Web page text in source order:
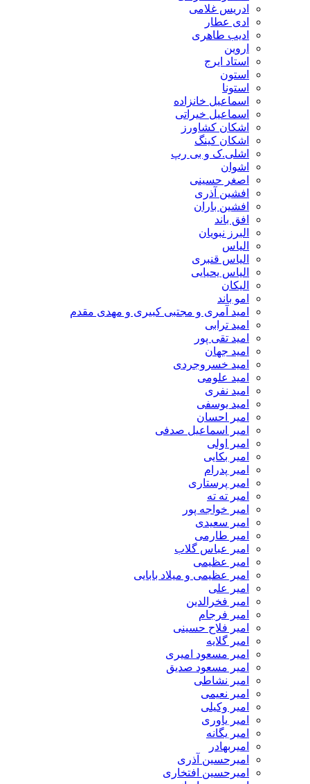
ادریس غلامی
ادی عطار
ادیب طاهری
اروین
استاد ایرج
استون
استونا
اسماعیل خانزاده
اسماعیل خیراتی
اشکان کشاورز
اشکان کینگ
اشلی.ک و بی رپ
اشوان
اصغر حسینی
افشین آذری
افشین باران
افق باند
البرز نبویان
الیاس
الیاس قنبرى
الیاس یحیایی
الیکان
امو باند
امید آمری و مجتبی کبیری و مهدى مقدم
امید ترابی
امید تقی پور
امید جهان
امید خسروجردی
امید علومی
امید نفری
امید یوسفی
امیر احسان
امیر اسماعیل صدفی
امیر اولی
امیر بکایی
امیر پدرام
امیر پرستاری
امیر ته ته
امیر خواجه پور
امیر سعیدی
امیر طارمی
امیر عباس گلاب
امیر عظیمی
امیر عظیمی و میلاد بابایی
امیر علی
امیر فخرالدین
امیر فرجام
امیر فلاح حسینی
امیر گلایه
امیر مسعود امیری
امیر مسعود صدیق
امیر نشاطی
امیر نعیمی
امیر وکیلی
امیر یاوری
امیر یگانه
امیربهادر
امیرحسین آذری
امیرحسین افتخاری